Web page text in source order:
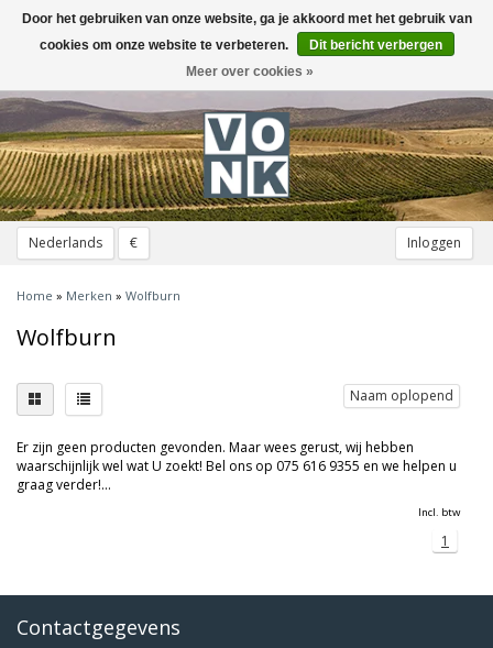
Nederlands € Inloggen
Toggle
navigation
Home » Merken » Wolfburn
Wolfburn
Naam oplopend
Er zijn geen producten gevonden. Maar wees gerust, wij hebben
waarschijnlijk wel wat U zoekt! Bel ons op 075 616 9355 en we helpen u
graag verder!...
Incl. btw
1
Contactgegevens
Door het gebruiken van onze website, ga je akkoord met het gebruik van
cookies om onze website te verbeteren.
Dit bericht verbergen
Meer over cookies »